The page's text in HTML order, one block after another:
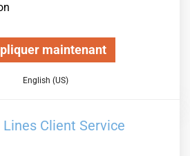
maintenant
English (US)
Client Service